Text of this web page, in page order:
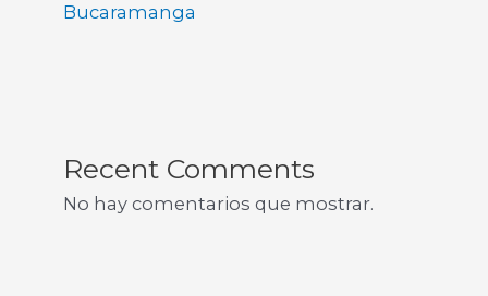
Bucaramanga
Recent Comments
No hay comentarios que mostrar.